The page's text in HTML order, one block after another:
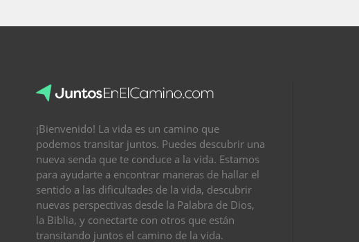
¡Bienvenido! La vida es un camino que
podemos transitar juntos. Puedes descubrir una
nueva senda que te conduce a la vida. Estamos
para ayudarte a encontrar maneras de hallar el
sentido a las dificultades de la vida, descubrir
nuevas perspectivas desde la Palabra de Dios,
la Biblia, y conectarte con otros que están
transitando juntos el camino de la vida.